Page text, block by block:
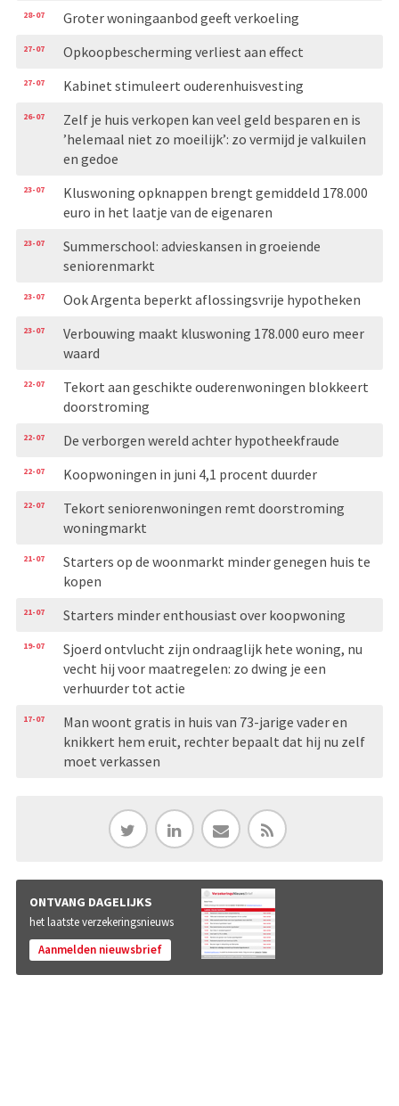
28-07 Groter woningaanbod geeft verkoeling
27-07 Opkoopbescherming verliest aan effect
27-07 Kabinet stimuleert ouderenhuisvesting
26-07
Zelf je huis verkopen kan veel geld besparen en is
’helemaal niet zo moeilijk’: zo vermijd je valkuilen
en gedoe
23-07
Kluswoning opknappen brengt gemiddeld 178.000
euro in het laatje van de eigenaren
23-07
Summerschool: advieskansen in groeiende
seniorenmarkt
23-07 Ook Argenta beperkt aflossingsvrije hypotheken
23-07
Verbouwing maakt kluswoning 178.000 euro meer
waard
22-07
Tekort aan geschikte ouderenwoningen blokkeert
doorstroming
22-07 De verborgen wereld achter hypotheekfraude
22-07 Koopwoningen in juni 4,1 procent duurder
22-07
Tekort seniorenwoningen remt doorstroming
woningmarkt
21-07
Starters op de woonmarkt minder genegen huis te
kopen
21-07 Starters minder enthousiast over koopwoning
19-07
Sjoerd ontvlucht zijn ondraaglijk hete woning, nu
vecht hij voor maatregelen: zo dwing je een
verhuurder tot actie
17-07
Man woont gratis in huis van 73-jarige vader en
knikkert hem eruit, rechter bepaalt dat hij nu zelf
moet verkassen
ONTVANG DAGELIJKS
het laatste verzekeringsnieuws
Aanmelden nieuwsbrief